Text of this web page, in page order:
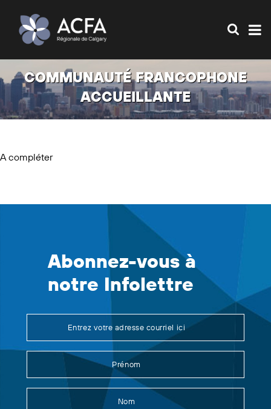
COMMUNAUTÉ FRANCOPHONE
ACCUEILLANTE
A compléter
Abonnez-vous à
notre Infolettre